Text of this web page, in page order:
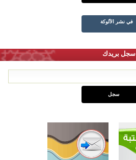
في نشر الألوكة
سجل بريدك